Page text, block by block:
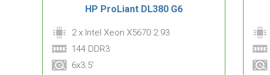
HP ProLiant DL380 G6
2 x Intel Xeon X5670 2.93
144 DDR3
6x3.5'